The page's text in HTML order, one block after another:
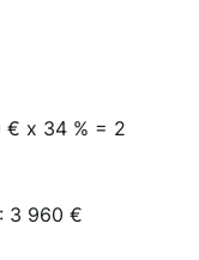
x 34 % = 2
3 960 €